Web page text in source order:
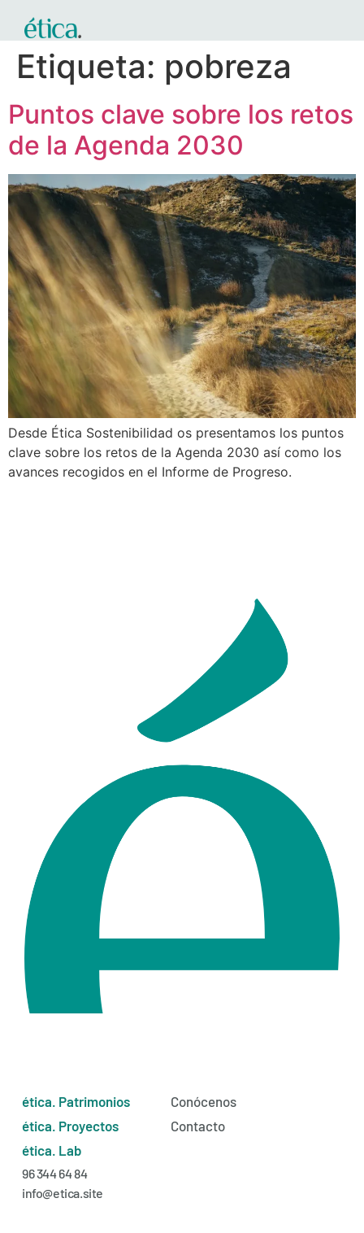
Etiqueta: pobreza
Puntos clave sobre los retos
de la Agenda 2030
Desde Ética Sostenibilidad os presentamos los puntos
clave sobre los retos de la Agenda 2030 así como los
avances recogidos en el Informe de Progreso.
ética. Patrimonios
ética. Proyectos
ética. Lab
Conócenos
Contacto
96 344 64 84
info@etica.site